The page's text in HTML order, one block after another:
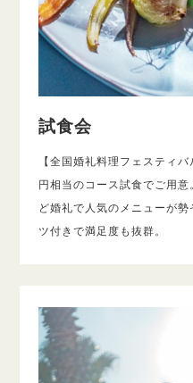
試食会
【全国婚礼料理フェスティ
円相当のコース試食でご用
ど婚礼で人気のメニューが
ツ付きで満足度も抜群。